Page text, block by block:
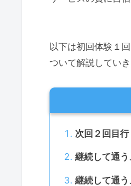
以下は初回体験１
ついて解説していき
次回２回目
継続して通
継続して通